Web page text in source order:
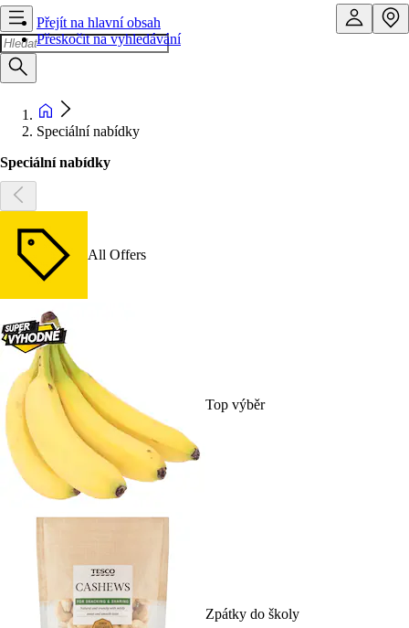
Přejít na hlavní obsah
Přeskočit na vyhledávání
Speciální nabídky
Speciální nabídky
All Offers
Top výběr
Zpátky do školy